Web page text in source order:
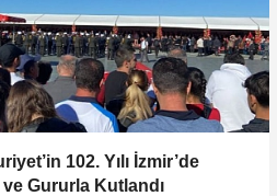
102. Yılı İzmir’de
Gururla Kutlandı